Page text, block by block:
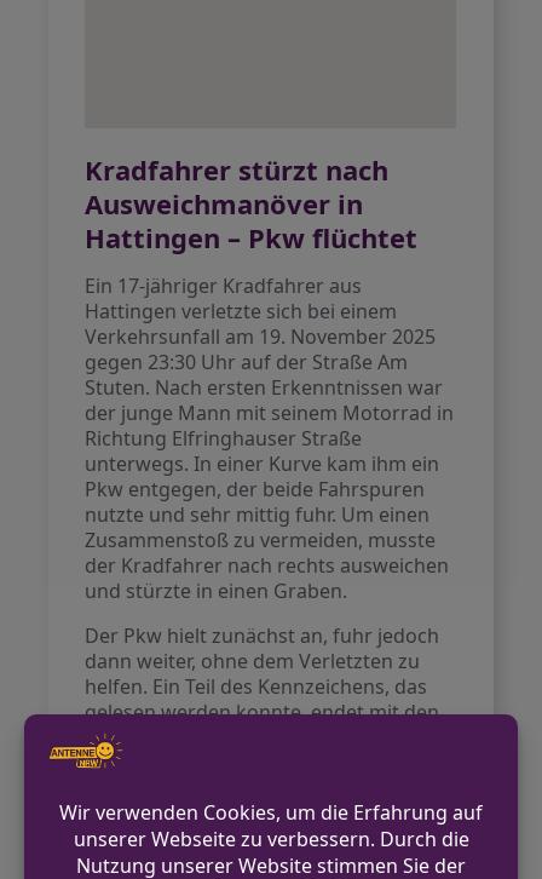
Kradfahrer stürzt nach
Ausweichmanöver in
Hattingen – Pkw flüchtet
Ein 17-jähriger Kradfahrer aus
Hattingen verletzte sich bei einem
Verkehrsunfall am 19. November 2025
gegen 23:30 Uhr auf der Straße Am
Stuten. Nach ersten Erkenntnissen war
der junge Mann mit seinem Motorrad in
Richtung Elfringhauser Straße
unterwegs. In einer Kurve kam ihm ein
Pkw entgegen, der beide Fahrspuren
nutzte und sehr mittig fuhr. Um einen
Zusammenstoß zu vermeiden, musste
der Kradfahrer nach rechts ausweichen
und stürzte in einen Graben.
Der Pkw hielt zunächst an, fuhr jedoch
dann weiter, ohne dem Verletzten zu
helfen. Ein Teil des Kennzeichens, das
gelesen werden konnte, endet mit den
Buchstaben D-AL. Die Ziffern sind
unbekannt. Die örtliche Polizei hat die
Zeuginnen und Zeugen, die Angaben zu
dem flüchtigen Fahrzeug machen
können.